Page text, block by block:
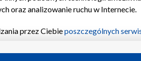
oraz analizowanie ruchu w Internecie.
przez Ciebieposzczególnych
i funkcji: przechowywania informacji